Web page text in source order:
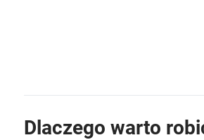
Dlaczego warto